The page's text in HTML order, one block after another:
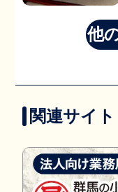
他
関連サイト